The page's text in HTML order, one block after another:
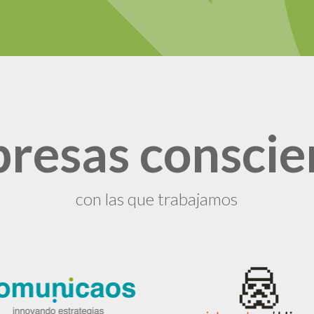
con las que trabajamos